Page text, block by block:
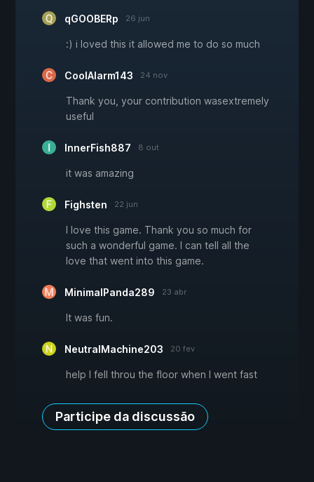
qGOOBERp 26 jun
:) i loved this it allowed me to do so much
CoolAlarm143 24 nov
Thank you, your contribution wasextremely
useful
InnerFish887 8 out
it was amazing
Fighsten 22 jun
I love this game. Thank you so much for
such a wonderful game. I can tell all the
love that went into this game.
MinimalPanda289 23 abr
It was fun.
NeutralMachine203 20 fev
help I fell throu the floor when I went fast
Participe da discussão